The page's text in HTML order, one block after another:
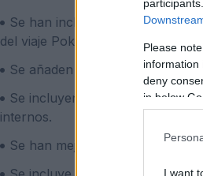
Please
information
deny
in below
I want
Se han incluido varias
del viaje Pokémon.
Se añaden nuevos eventos
Se incluyen nuevos gráficos
internos.
Se han mejorado los gráficos y